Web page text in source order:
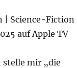
| Science-Fiction
auf Apple TV
stelle mir „die